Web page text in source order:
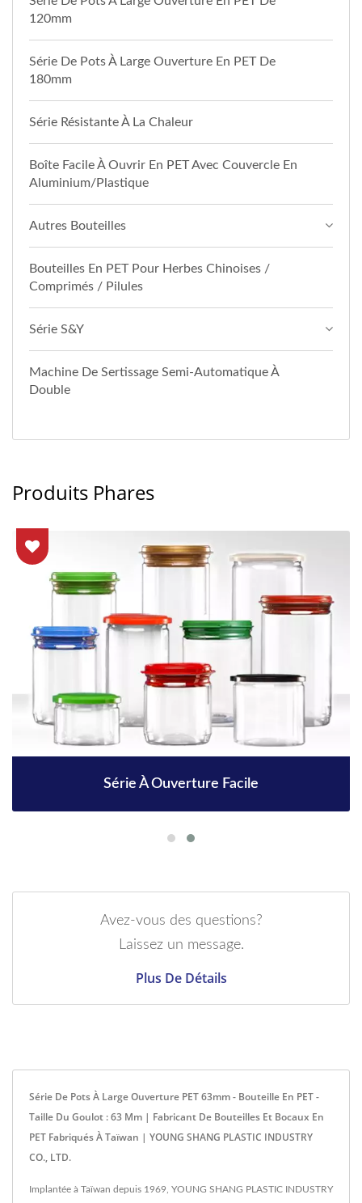
120mm
Série De Pots À Large Ouverture En PET De
180mm
Série Résistante À La Chaleur
Boîte Facile À Ouvrir En PET Avec Couvercle En
Aluminium/plastique
Autres Bouteilles
Bouteilles En PET Pour Herbes Chinoises /
Comprimés / Pilules
Série S&Y
Machine De Sertissage Semi-Automatique À
Double
Produits Phares
Série À Ouverture Facile
Avez-vous des questions?
Laissez un message.
Plus De Détails
Série De Pots À Large Ouverture PET 63mm - Bouteille En PET -
Taille Du Goulot : 63 Mm | Fabricant De Bouteilles Et Bocaux En
PET Fabriqués À Taïwan | YOUNG SHANG PLASTIC INDUSTRY
CO., LTD.
Implantée à Taïwan depuis 1969, YOUNG SHANG PLASTIC INDUSTRY